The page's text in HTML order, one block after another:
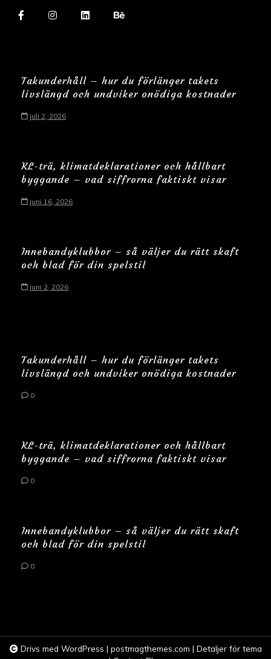
Takunderhåll – hur du förlänger takets
livslängd och undviker onödiga kostnader
juli 2, 2026
KL-trä, klimatdeklarationer och hållbart
byggande – vad siffrorna faktiskt visar
juni 16, 2026
Innebandyklubbor – så väljer du rätt skaft
och blad för din spelstil
juni 2, 2026
Takunderhåll – hur du förlänger takets
livslängd och undviker onödiga kostnader
0
KL-trä, klimatdeklarationer och hållbart
byggande – vad siffrorna faktiskt visar
0
Innebandyklubbor – så väljer du rätt skaft
och blad för din spelstil
0
Drivs med WordPress | postmagthemes.com | Detaljer för tema